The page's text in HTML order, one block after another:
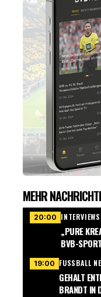
MEHR
20:00 INTERVIEWS
„PURE
VB-
19:00 FUSSBALL
GEHALT
BRANDT IN